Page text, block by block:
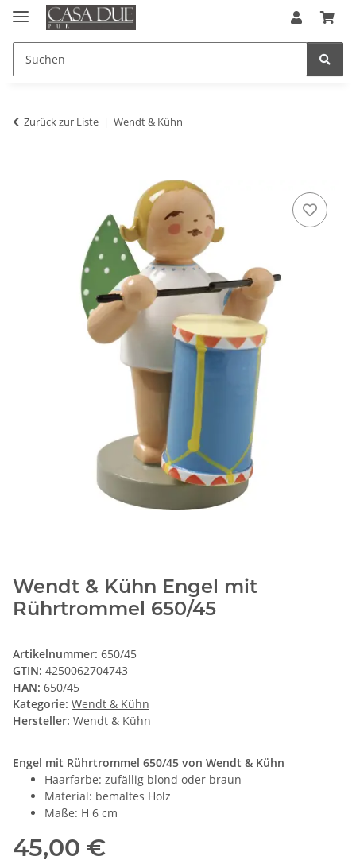
Zurück zur Liste Wendt & Kühn
Wendt & Kühn Engel mit
Rührtrommel 650/45
Artikelnummer: 650/45
GTIN: 4250062704743
HAN: 650/45
Kategorie: Wendt & Kühn
Hersteller: Wendt & Kühn
Engel mit Rührtrommel 650/45 von Wendt & Kühn
Haarfarbe: zufällig blond oder braun
Material: bemaltes Holz
Maße: H 6 cm
45,00 €